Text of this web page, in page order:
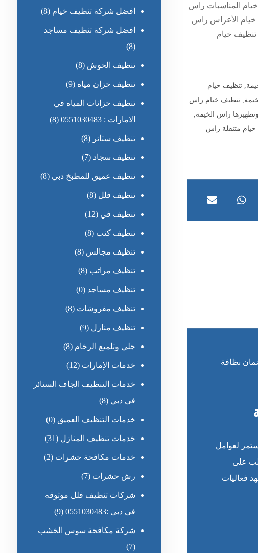
المناسبات راس
خيام الأعراس راس
تنظيف خيام
,تنظيف خيام
,تنظيف خيام راس
راس الخيمة
متنقلة راس
نظافة
لعوامل
على
فعاليات
افضل شركة تنظيف خيام (8)
افضل شركة تنظيف مساجد
(8)
تنظيف الحوش (8)
تنظيف خزان مياه (9)
تنظيف خزانات المياه في
الامارات : 0551030483
(8)
تنظيف ستائر (8)
تنظيف سجاد (7)
تنظيف عميق للمطبخ دبي (8)
تنظيف فلل (8)
تنظيف في (12)
تنظيف كنب (8)
تنظيف مجالس (8)
تنظيف مراتب (8)
تنظيف مساجد (0)
تنظيف مفروشات (8)
تنظيف منازل (9)
جلي وتلميع الرخام (8)
خدمات الإمارات (12)
خدمات التنظيف الجاف الستائر
في دبي (8)
خدمات التنظيف العميق (0)
خدمات تنظيف المنازل (31)
خدمات مكافحة حشرات (2)
رش حشرات (7)
شركات تنظيف فلل موثوقه
فى دبى :0551030483
(9)
شركة مكافحة سوس الخشب
(7)